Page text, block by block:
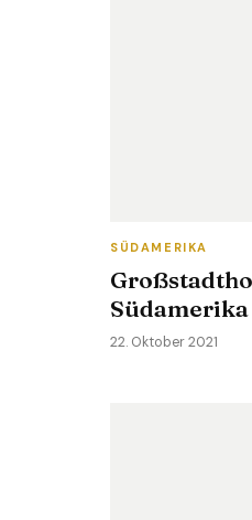
SÜDAMERIKA
Südamerika
22. Oktober 2021